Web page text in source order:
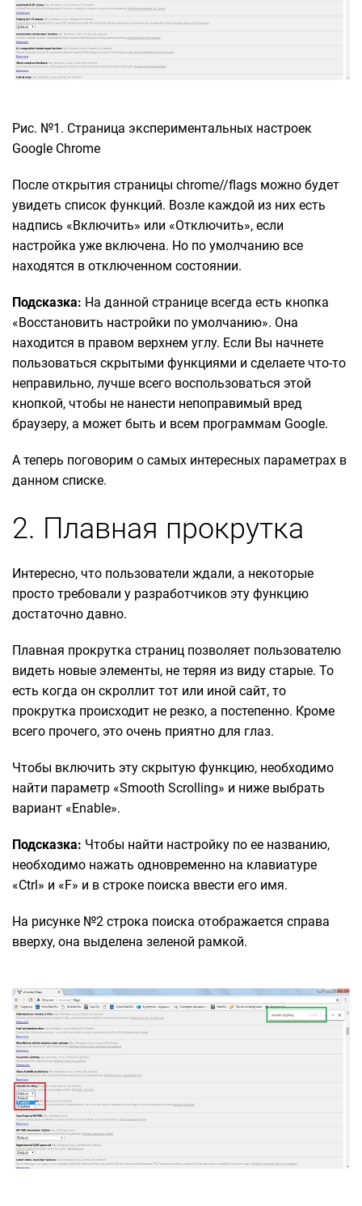
Рис. №1. Страница экспериментальных настроек
Google Chrome
После открытия страницы chrome//flags можно будет
увидеть список функций. Возле каждой из них есть
надпись «Включить» или «Отключить», если
настройка уже включена. Но по умолчанию все
находятся в отключенном состоянии.
Подсказка: На данной странице всегда есть кнопка
«Восстановить настройки по умолчанию». Она
находится в правом верхнем углу. Если Вы начнете
пользоваться скрытыми функциями и сделаете что-то
неправильно, лучше всего воспользоваться этой
кнопкой, чтобы не нанести непоправимый вред
браузеру, а может быть и всем программам Google.
А теперь поговорим о самых интересных параметрах в
данном списке.
2. Плавная прокрутка
Интересно, что пользователи ждали, а некоторые
просто требовали у разработчиков эту функцию
достаточно давно.
Плавная прокрутка страниц позволяет пользователю
видеть новые элементы, не теряя из виду старые. То
есть когда он скроллит тот или иной сайт, то
прокрутка происходит не резко, а постепенно. Кроме
всего прочего, это очень приятно для глаз.
Чтобы включить эту скрытую функцию, необходимо
найти параметр «Smooth Scrolling» и ниже выбрать
вариант «Enable».
Подсказка: Чтобы найти настройку по ее названию,
необходимо нажать одновременно на клавиатуре
«Ctrl» и «F» и в строке поиска ввести его имя.
На рисунке №2 строка поиска отображается справа
вверху, она выделена зеленой рамкой.